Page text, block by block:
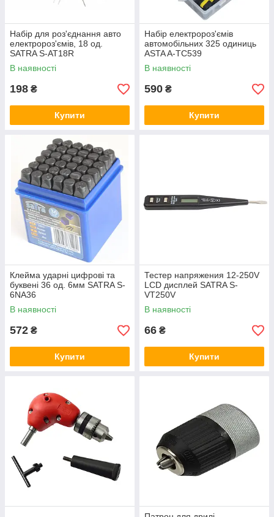
Набір для роз'єднання авто
електророз'ємів, 18 од.
SATRA S-AT18R
В наявності
198 ₴
Купити
Набір електророз'ємів
автомобільних 325 одиниць
ASTA A-TC539
В наявності
590 ₴
Купити
Клейма ударні цифрові та
буквені 36 од. 6мм SATRA S-
6NA36
В наявності
572 ₴
Купити
Тестер напряжения 12-250V
LCD дисплей SATRA S-
VT250V
В наявності
66 ₴
Купити